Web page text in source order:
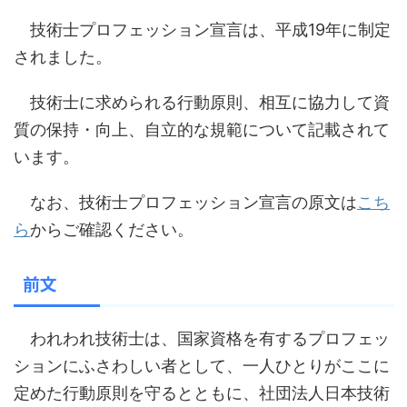
技術士プロフェッション宣言は、平成19年に制定
されました。
技術士に求められる行動原則、相互に協力して資
質の保持・向上、自立的な規範について記載されて
います。
なお、技術士プロフェッション宣言の原文はこち
らからご確認ください。
前文
われわれ技術士は、国家資格を有するプロフェッ
ションにふさわしい者として、一人ひとりがここに
定めた行動原則を守るとともに、社団法人日本技術